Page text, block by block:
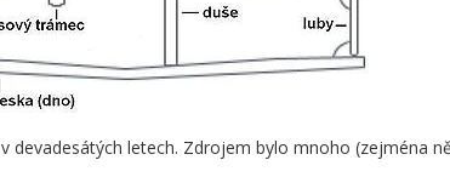
v devadesátých letech. Zdrojem bylo mnoho (zejména